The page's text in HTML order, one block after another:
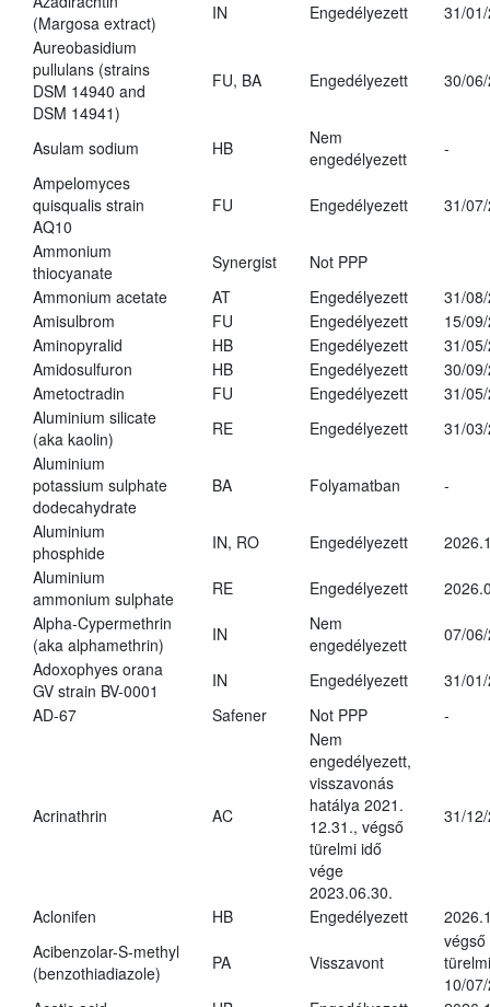
(Margosa extract)
IN Engedélyezett
31/
Aureobasidium
pullulans (strains
DSM 14940 and
DSM 14941)
FU, BA Engedélyezett 30/
Asulam sodium HB
Nem
engedélyezett
-
Ampelomyces
quisqualis strain
AQ10
FU Engedélyezett 31/
Ammonium
thiocyanate
Synergist
Not PPP
Ammonium acetate
AT Engedélyezett
31/
Amisulbrom
FU Engedélyezett
15/
Aminopyralid
HB Engedélyezett
31/
Amidosulfuron
HB Engedélyezett
30/
Ametoctradin
FU Engedélyezett
31/
Aluminium silicate
(aka kaolin)
RE Engedélyezett
31/
Aluminium
potassium sulphate
dodecahydrate
BA Folyamatban -
Aluminium
phosphide
IN, RO Engedélyezett
Aluminium
ammonium sulphate
RE Engedélyezett
Alpha-Cypermethrin
(aka alphamethrin)
IN
Nem
engedélyezett
07/
Adoxophyes orana
GV strain BV-0001
IN Engedélyezett
31/
AD-67
Safener Not PPP -
Acrinathrin AC
Nem
engedélyezett,
visszavonás
hatálya 2021.
12.31., végső
türelmi idő
vége
2023.06.30.
31/
Aclonifen HB Engedélyezett
Acibenzolar-S-methyl
(benzothiadiazole)
PA Visszavont
végső
10/